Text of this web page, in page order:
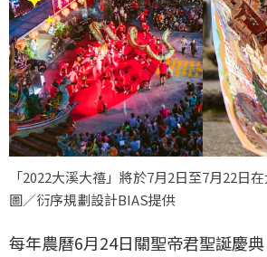
「2022大溪大禧」將於7月2日至7月22日
圖／衍序規劃設計BIAS提供
每年農曆6月24日關聖帝君聖誕慶